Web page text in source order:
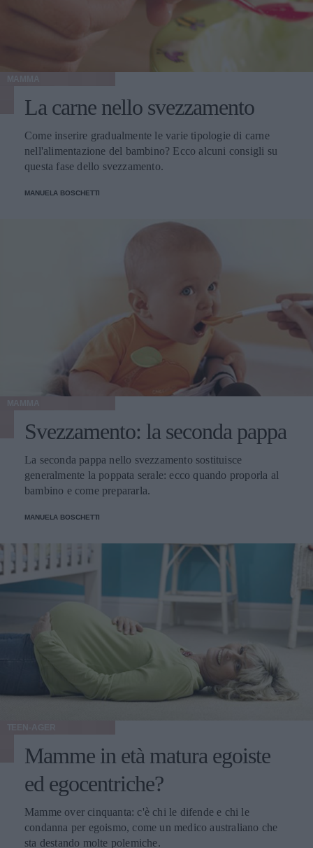
La carne nello svezzamento
Come inserire gradualmente le varie tipologie di carne
nell'alimentazione del bambino? Ecco alcuni consigli su
questa fase dello svezzamento.
MANUELA BOSCHETTI
Svezzamento: la seconda pappa
La seconda pappa nello svezzamento sostituisce
generalmente la poppata serale: ecco quando proporla al
bambino e come prepararla.
MANUELA BOSCHETTI
Mamme in età matura egoiste
ed egocentriche?
Mamme over cinquanta: c'è chi le difende e chi le
condanna per egoismo, come un medico australiano che
sta destando molte polemiche.